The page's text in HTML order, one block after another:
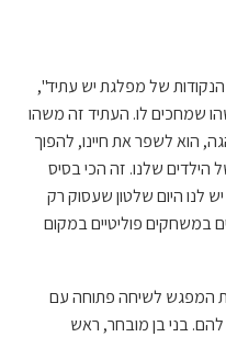
בנוסף הציג לפיד לנוכחים את "תוכנית 7 הנקודות של מפלגת יש עתיד",
שמחכים לו. העתיד זה משהו
הוא לשפר את חיינו, להפוך
הילדים שלנו. זה הכי בסיס
לנו היום שלטון שעסוק רק
במשחקים פוליטיים במקום
המפגש לשיחה פתוחה עם
להם. בני בן מובחר, ראש